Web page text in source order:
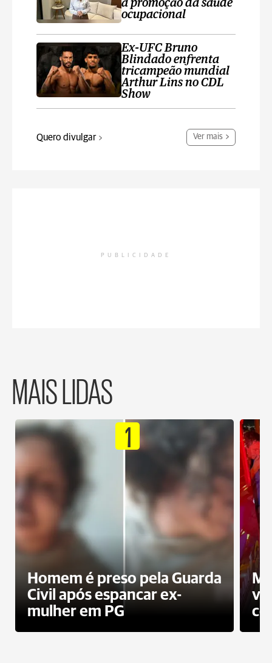
a promoção da saúde
ocupacional
Ex-UFC Bruno
Blindado enfrenta
tricampeão mundial
Arthur Lins no CDL
Show
Quero divulgar Ver mais
PUBLICIDADE
MAIS LIDAS
1
Homem é preso pela Guarda
Civil após espancar ex-
mulher em PG